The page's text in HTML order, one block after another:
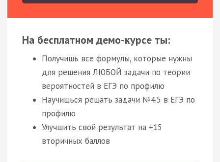
На бесплатном демо-курсе ты:
Получишь все формулы, которые нужны
для решения ЛЮБОЙ задачи по теории
вероятностей в ЕГЭ по профилю
Научишься решать задачи №4.5 в ЕГЭ по
профилю
Улучшить свой результат на +15
вторичных баллов